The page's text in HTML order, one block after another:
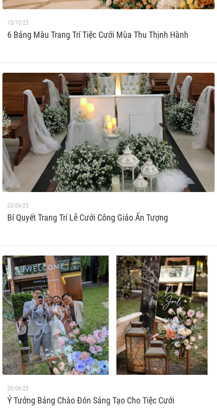
15/10/25
6 Bảng Màu Trang Trí Tiệc Cưới Mùa Thu Thịnh Hành
03/09/25
Bí Quyết Trang Trí Lễ Cưới Công Giáo Ấn Tượng
26/06/25
Ý Tưởng Bảng Chào Đón Sáng Tạo Cho Tiệc Cưới